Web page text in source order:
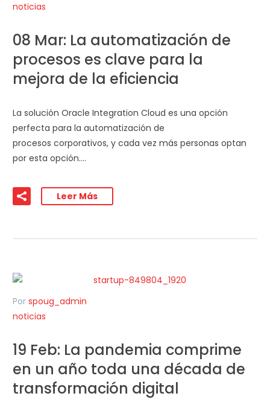
noticias
08 Mar: La automatización de
procesos es clave para la
mejora de la eficiencia
La solución Oracle Integration Cloud es una opción
perfecta para la automatización de
procesos corporativos, y cada vez más personas optan
por esta opción….
Leer Más
Por spoug_admin
noticias
19 Feb: La pandemia comprime
en un año toda una década de
transformación digital